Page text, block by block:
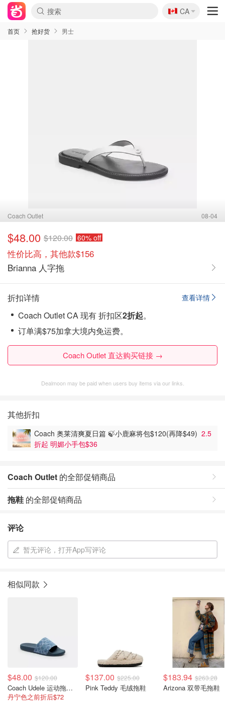
🇨🇦
CA
首页 抢好货 男士
Coach Outlet 08-04
$48.00 $120.00 60% off
性价比高，其他款$156
Brianna 人字拖
查看详情
折扣详情
Coach Outlet CA 现有 折扣区2折起。
订单满$75加拿大境内免运费。
Coach Outlet 直达购买链接 →
Dealmoon may be paid when users buy items via our links.
其他折扣
Coach 奥莱清爽夏日篇 🍃小鹿麻将包$120(再降$49) 2.5
折起 明媚小手包$36
Coach Outlet 的全部促销商品
拖鞋 的全部促销商品
评论
暂无评论，打开App写评论
相似同款
$48.00 $120.00
Coach Udele 运动拖鞋 再生棉标志牛仔布
丹宁色之前折后$72
$137.00 $225.00
Pink Teddy 毛绒拖鞋
$183.94 $263.28
Arizona 双带毛拖鞋